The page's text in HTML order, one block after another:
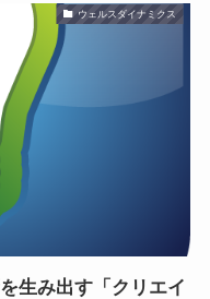
ウェルスダイナミクス
生み出す「クリエイ